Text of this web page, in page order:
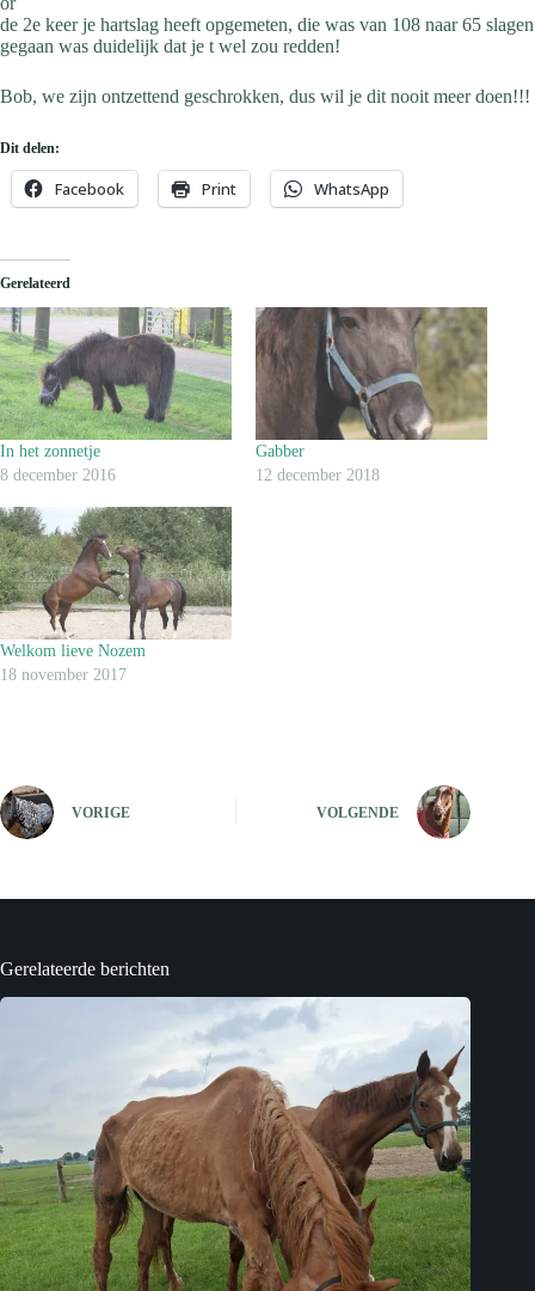
de 2e keer je hartslag heeft opgemeten, die was van 108 naar 65 slagen
gegaan was duidelijk dat je t wel zou redden!
Bob, we zijn ontzettend geschrokken, dus wil je dit nooit meer doen!!!
Dit delen:
Facebook Print WhatsApp
Gerelateerd
In het zonnetje
8 december 2016
Gabber
12 december 2018
Welkom lieve Nozem
18 november 2017
VORIGE VOLGENDE
Gerelateerde berichten